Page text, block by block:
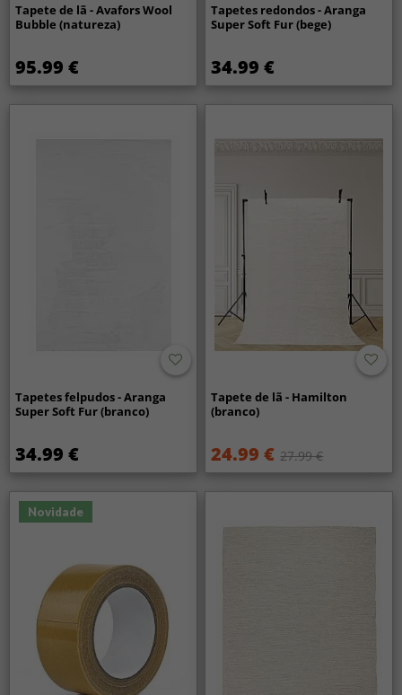
Tapete de lã - Avafors Wool
Bubble (natureza)
95.99 €
Tapetes redondos - Aranga
Super Soft Fur (bege)
34.99 €
Tapetes felpudos - Aranga
Super Soft Fur (branco)
34.99 €
Tapete de lã - Hamilton
(branco)
24.99 € 27.99 €
Novidade